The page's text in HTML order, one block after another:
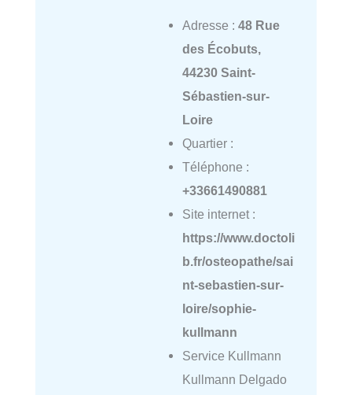
Adresse : 48 Rue
des Écobuts,
44230 Saint-
Sébastien-sur-
Loire
Quartier :
Téléphone :
+33661490881
Site internet :
https://www.doctoli
b.fr/osteopathe/sai
nt-sebastien-sur-
loire/sophie-
kullmann
Service Kullmann
Kullmann Delgado